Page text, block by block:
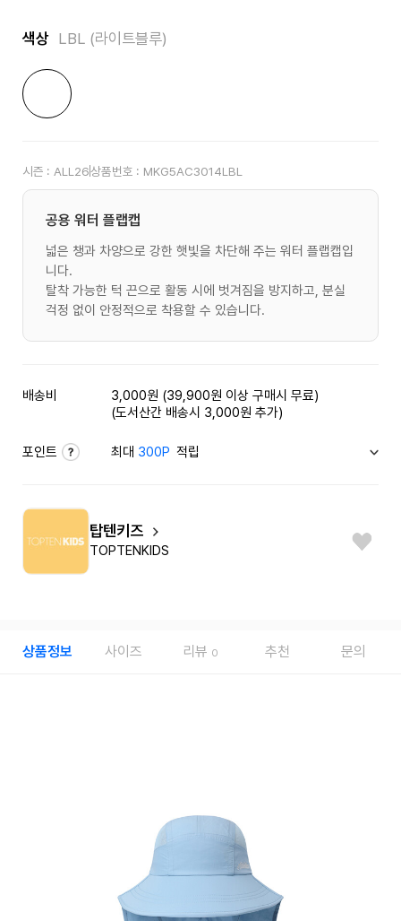
색상 LBL (라이트블루)
시즌 : ALL26상품번호 : MKG5AC3014LBL
공용 워터 플랩캡
넓은 챙과 차양으로 강한 햇빛을 차단해 주는 워터 플랩캡입
니다.
탈착 가능한 턱 끈으로 활동 시에 벗겨짐을 방지하고, 분실
걱정 없이 안정적으로 착용할 수 있습니다.
배송비
3,000원 (39,900원 이상 구매시 무료)
(도서산간 배송시 3,000원 추가)
포인트 최대 300P 적립
탑텐키즈
TOPTENKIDS
상품정보 사이즈 리뷰 0 추천 문의